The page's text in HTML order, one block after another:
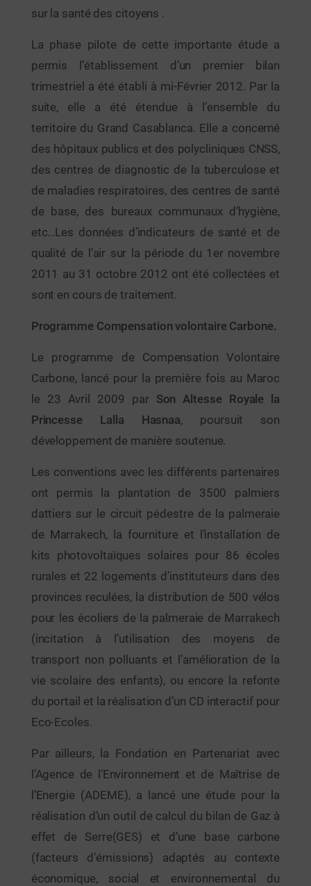
sur la santé des citoyens .
La phase pilote de cette importante étude a
permis l’établissement d’un premier bilan
trimestriel a été établi à mi-Février 2012. Par la
suite, elle a été étendue à l’ensemble du
territoire du Grand Casablanca. Elle a concerné
des hôpitaux publics et des polycliniques CNSS,
des centres de diagnostic de la tuberculose et
de maladies respiratoires, des centres de santé
de base, des bureaux communaux d’hygiène,
etc…Les données d’indicateurs de santé et de
qualité de l’air sur la période du 1er novembre
2011 au 31 octobre 2012 ont été collectées et
sont en cours de traitement.
Programme Compensation volontaire Carbone.
Le programme de Compensation Volontaire
Carbone, lancé pour la première fois au Maroc
le 23 Avril 2009 par Son Altesse Royale la
Princesse Lalla Hasnaa, poursuit son
développement de manière soutenue.
Les conventions avec les différents partenaires
ont permis la plantation de 3500 palmiers
dattiers sur le circuit pédestre de la palmeraie
de Marrakech, la fourniture et l’installation de
kits photovoltaïques solaires pour 86 écoles
rurales et 22 logements d’instituteurs dans des
provinces reculées, la distribution de 500 vélos
pour les écoliers de la palmeraie de Marrakech
(incitation à l’utilisation des moyens de
transport non polluants et l’amélioration de la
vie scolaire des enfants), ou encore la refonte
du portail et la réalisation d’un CD interactif pour
Eco-Ecoles.
Par ailleurs, la Fondation en Partenariat avec
l’Agence de l’Environnement et de Maîtrise de
l’Energie (ADEME), a lancé une étude pour la
réalisation d’un outil de calcul du bilan de Gaz à
effet de Serre(GES) et d’une base carbone
(facteurs d’émissions) adaptés au contexte
économique, social et environnemental du